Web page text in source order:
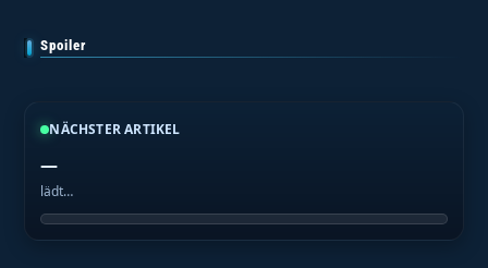
Spoiler
NÄCHSTER ARTIKEL
—
lädt…